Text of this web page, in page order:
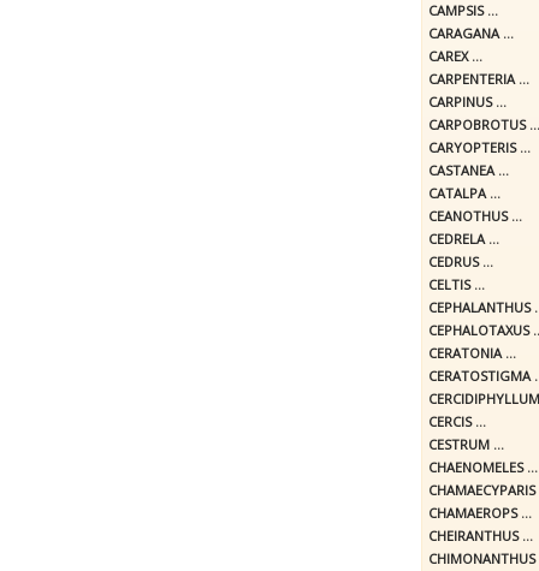
CAMPSIS ...
CARAGANA ...
CAREX ...
CARPENTERIA ...
CARPINUS ...
CARPOBROTUS ...
CARYOPTERIS ...
CASTANEA ...
CATALPA ...
CEANOTHUS ...
CEDRELA ...
CEDRUS ...
CELTIS ...
CEPHALANTHUS
CEPHALOTAXUS
CERATONIA ...
CERATOSTIGMA
CERCIS ...
CESTRUM ...
CHAENOMELES ...
CHAMAECYPARIS
CHAMAEROPS ...
CHEIRANTHUS ...
CHIMONANTHUS